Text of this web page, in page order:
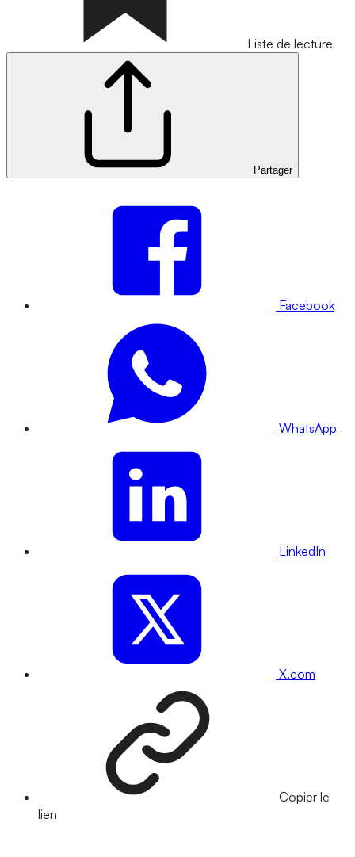
Liste de lecture
Partager
Facebook
WhatsApp
LinkedIn
X.com
Copier le
lien